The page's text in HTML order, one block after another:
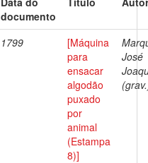
documento
1799
[Máquina
para
ensacar
algodão
puxado
por
animal
(Estampa
8)]
José